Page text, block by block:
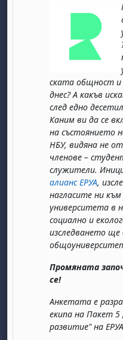
ската общност и
днес? А какъв
след едно
Каним ви да се
на състоянието
НБУ, видяна не
членове –
служители.
алианс ЕРУА,
нагласите ни
университета в
социално и
изследването
Промяната
се!
Анкетата е
екипа на Пакет 5
развитие" на